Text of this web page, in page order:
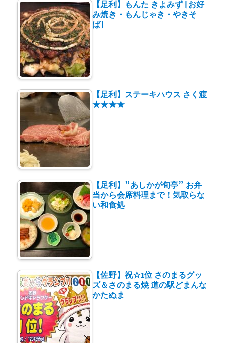
【足利】もんた きよみず [お好
み焼き・もんじゃき・やきそ
ば]
【足利】ステーキハウス さく渡
★★★★
【足利】”あしかが旬亭” お弁
当から会席料理まで！気取らな
い和食処
【佐野】祝☆1位 さのまるグッ
ズ＆さのまる焼 道の駅どまんな
かたぬま